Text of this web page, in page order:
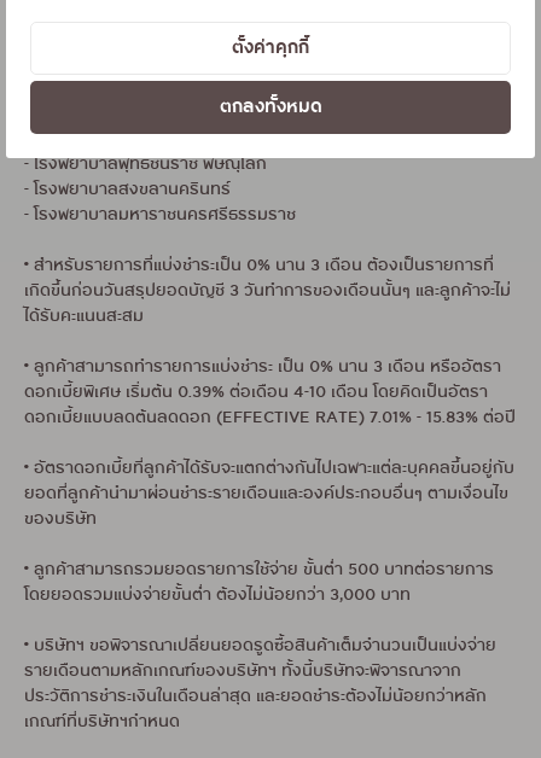
ตั้งค่าคุกกี้
ตกลงทั้งหมด
- โรงพยาบาลศรีนครินทร์ (โรงเรียนแพทย์มหาวิทยาลัยขอนแก่น)
- โรงพยาบาลขอนแก่น
- โรงพยาบาลมหาวิทยาลัยบูรพา
- โรงพยาบาลมหาราชนครเชียงใหม่
- โรงพยาบาลพุทธชินราช พิษณุโลก
- โรงพยาบาลสงขลานครินทร์
- โรงพยาบาลมหาราชนครศรีธรรมราช
• สำหรับรายการที่แบ่งชำระเป็น 0% นาน 3 เดือน ต้องเป็นรายการที่
เกิดขึ้นก่อนวันสรุปยอดบัญชี 3 วันทำการของเดือนนั้นๆ และลูกค้าจะไม่
ได้รับคะแนนสะสม
• ลูกค้าสามารถทำรายการแบ่งชำระ เป็น 0% นาน 3 เดือน หรืออัตรา
ดอกเบี้ยพิเศษ เริ่มต้น 0.39% ต่อเดือน 4-10 เดือน โดยคิดเป็นอัตรา
ดอกเบี้ยแบบลดต้นลดดอก (EFFECTIVE RATE) 7.01% - 15.83% ต่อปี
• อัตราดอกเบี้ยที่ลูกค้าได้รับจะแตกต่างกันไปเฉพาะแต่ละบุคคลขึ้นอยู่กับ
ยอดที่ลูกค้านำมาผ่อนชำระรายเดือนและองค์ประกอบอื่นๆ ตามเงื่อนไข
ของบริษัท
• ลูกค้าสามารถรวมยอดรายการใช้จ่าย ขั้นต่ำ 500 บาทต่อรายการ
โดยยอดรวมแบ่งจ่ายขั้นต่ำ ต้องไม่น้อยกว่า 3,000 บาท
• บริษัทฯ ขอพิจารณาเปลี่ยนยอดรูดซื้อสินค้าเต็มจำนวนเป็นแบ่งจ่าย
รายเดือนตามหลักเกณฑ์ของบริษัทฯ ทั้งนี้บริษัทจะพิจารณาจาก
ประวัติการชำระเงินในเดือนล่าสุด และยอดชำระต้องไม่น้อยกว่าหลัก
เกณฑ์ที่บริษัทฯกำหนด